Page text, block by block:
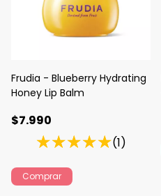
Frudia - Blueberry Hydrating
Honey Lip Balm
$7.990
(1)